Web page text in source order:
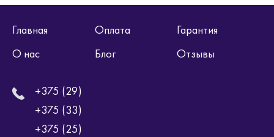
Главная Оплата
Гарантия
О нас
Блог Отзывы
+375 (29)
+375 (33)
+375 (25)